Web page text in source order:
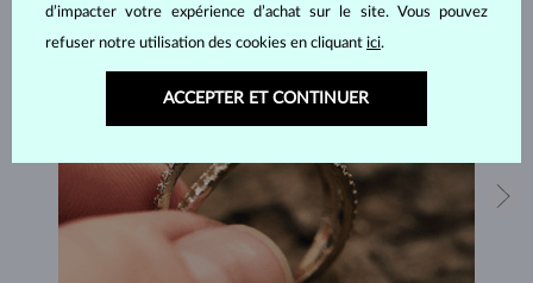
d’impacter votre expérience d’achat sur le site. Vous pouvez
refuser notre utilisation des cookies en cliquant ici.
ACCEPTER ET CONTINUER